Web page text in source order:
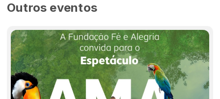
Outros eventos